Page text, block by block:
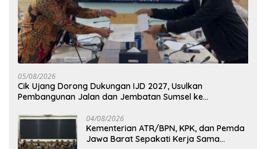
05/08/2026
Cik Ujang Dorong Dukungan IJD 2027, Usulkan
Pembangunan Jalan dan Jembatan Sumsel ke
04/08/2026
Kementerian ATR/BPN, KPK, dan Pemda
Jawa Barat Sepakati Kerja Sama